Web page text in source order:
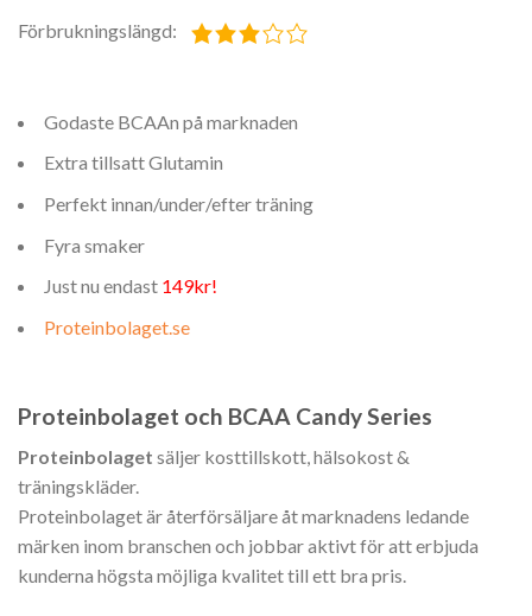
Förbrukningslängd:
Godaste BCAAn på marknaden
Extra tillsatt Glutamin
Perfekt innan/under/efter träning
Fyra smaker
Just nu endast 149kr!
Proteinbolaget.se
Proteinbolaget och BCAA Candy Series
Proteinbolaget säljer kosttillskott, hälsokost &
träningskläder.
Proteinbolaget är återförsäljare åt marknadens ledande
märken inom branschen och jobbar aktivt för att erbjuda
kunderna högsta möjliga kvalitet till ett bra pris.